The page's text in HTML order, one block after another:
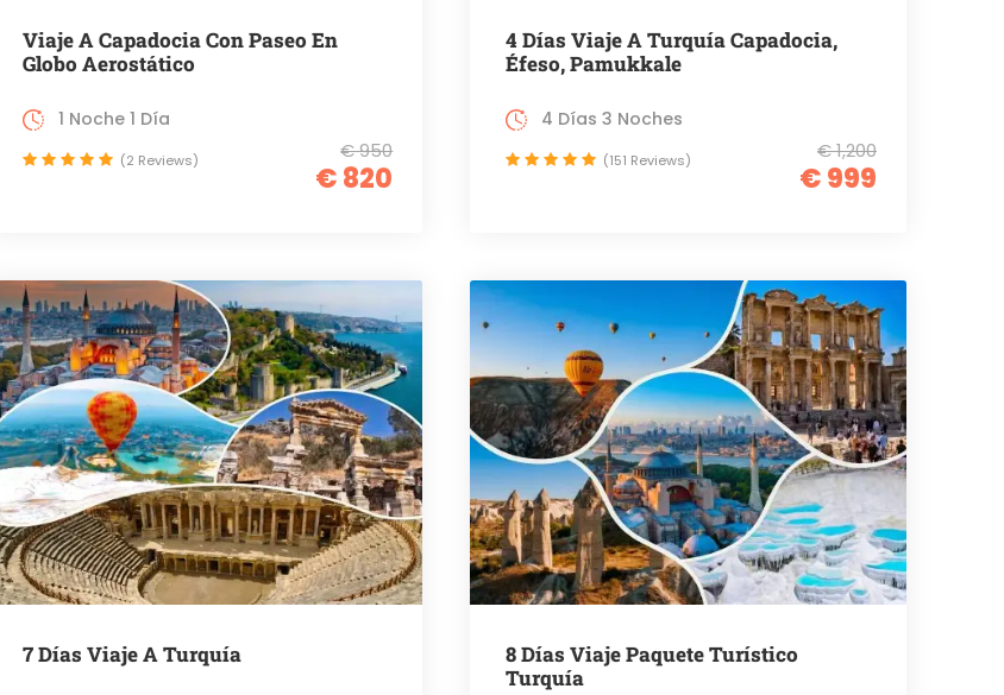
Viaje A Capadocia Con Paseo En
Globo Aerostático
€ 950
€ 820
1 Noche 1 Día
(2 Reviews)
4 Días Viaje A Turquía Capadocia,
Éfeso, Pamukkale
€ 1,200
€ 999
4 Días 3 Noches
(151 Reviews)
7 Días Viaje A Turquía
8 Días Viaje Paquete Turístico
Turquía